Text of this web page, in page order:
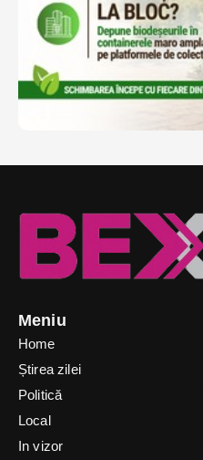
Meniu
Home
Știrea zilei
Politică
Local
In vizor